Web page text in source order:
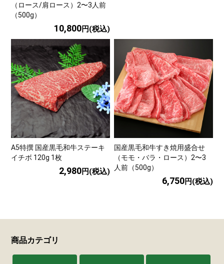
（ロース/肩ロース）2〜3人前
（500g）
10,800円(税込)
A5特撰 国産黒毛和牛ステーキ
イチボ 120g 1枚
2,980円(税込)
国産黒毛和牛すき焼用盛合せ
（モモ・バラ・ロース）2〜3
人前（500g）
6,750円(税込)
商品カテゴリ